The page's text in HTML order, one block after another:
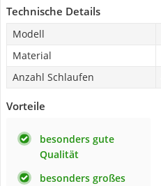
Technische Details
Modell
Material
Anzahl Schlaufen
Vorteile
besonders gute
Qualität
besonders großes